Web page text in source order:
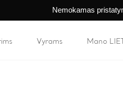
Nemokamas
Vyrams Mano